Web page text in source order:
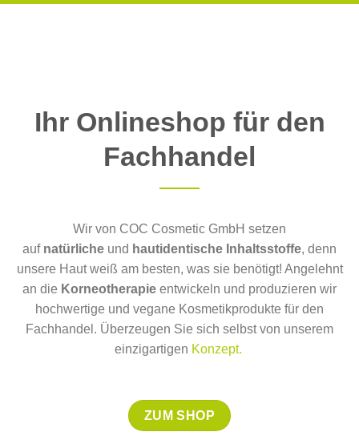
Ihr Onlineshop für den
Fachhandel
Wir von COC Cosmetic GmbH setzen
auf natürliche und hautidentische Inhaltsstoffe, denn
unsere Haut weiß am besten, was sie benötigt! Angelehnt
an die Korneotherapie entwickeln und produzieren wir
hochwertige und vegane Kosmetikprodukte für den
Fachhandel. Überzeugen Sie sich selbst von unserem
einzigartigen Konzept.
ZUM SHOP